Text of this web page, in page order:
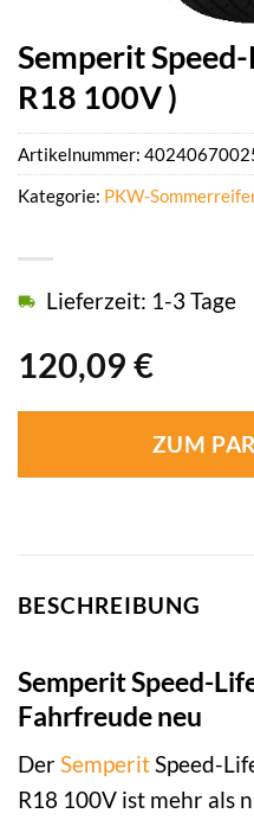
Semperit
R18 100V )
120,09 €
Lieferzeit: 1-3 Tage
ZUM
Artikelnummer:
Kategorie: PKW-
BESCHREIBUNG
Semperit Speed-
Fahrfreude neu
DerSemperitSpeed-
R18 100V ist mehr als